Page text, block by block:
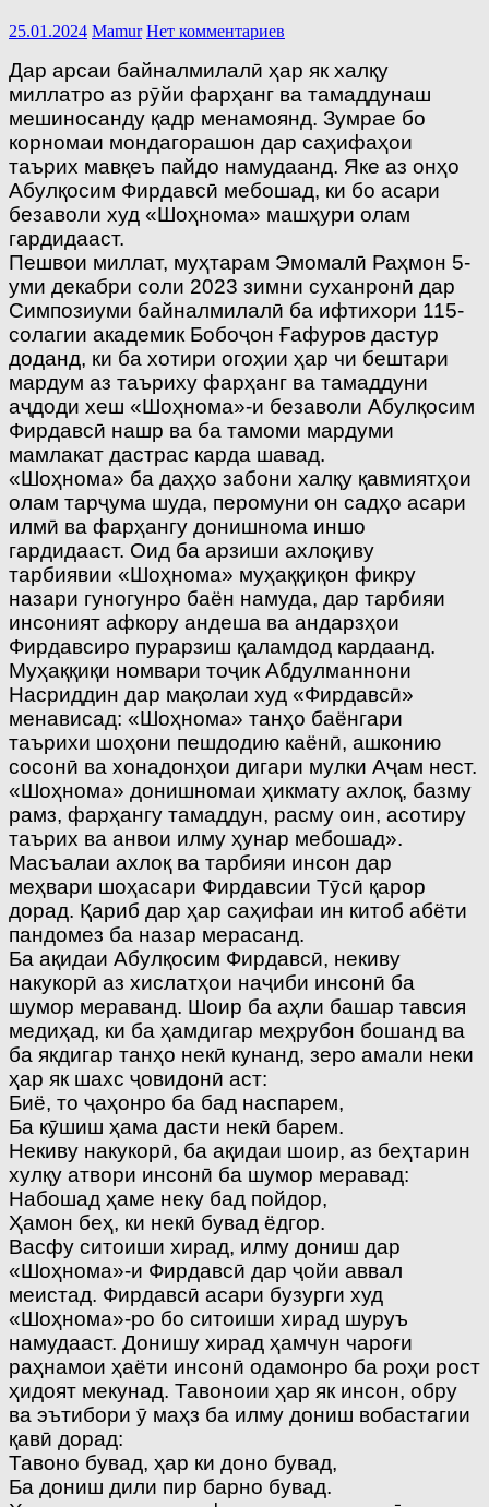
25.01.2024 Mamur Нет комментариев
Дар арсаи байналмилалӣ ҳар як халқу
миллатро аз рӯйи фарҳанг ва тамаддунаш
мешиносанду қадр менамоянд. Зумрае бо
корномаи мондагорашон дар саҳифаҳои
таърих мавқеъ пайдо намудаанд. Яке аз онҳо
Абулқосим Фирдавсӣ мебошад, ки бо асари
безаволи худ «Шоҳнома» машҳури олам
гардидааст.
Пешвои миллат, муҳтарам Эмомалӣ Раҳмон 5-
уми декабри соли 2023 зимни суханронӣ дар
Симпозиуми байналмилалӣ ба ифтихори 115-
солагии академик Бобоҷон Ғафуров дастур
доданд, ки ба хотири огоҳии ҳар чи бештари
мардум аз таъриху фарҳанг ва тамаддуни
аҷдоди хеш «Шоҳнома»-и безаволи Абулқосим
Фирдавсӣ нашр ва ба тамоми мардуми
мамлакат дастрас карда шавад.
«Шоҳнома» ба даҳҳо забони халқу қавмиятҳои
олам тарҷума шуда, перомуни он садҳо асари
илмӣ ва фарҳангу донишнома иншо
гардидааст. Оид ба арзиши ахлоқиву
тарбиявии «Шоҳнома» муҳаққиқон фикру
назари гуногунро баён намуда, дар тарбияи
инсоният афкору андеша ва андарзҳои
Фирдавсиро пурарзиш қаламдод кардаанд.
Муҳаққиқи номвари тоҷик Абдулманнони
Насриддин дар мақолаи худ «Фирдавсӣ»
менависад: «Шоҳнома» танҳо баёнгари
таърихи шоҳони пешдодию каёнӣ, ашконию
сосонӣ ва хонадонҳои дигари мулки Аҷам нест.
«Шоҳнома» донишномаи ҳикмату ахлоқ, базму
рамз, фарҳангу тамаддун, расму оин, асотиру
таърих ва анвои илму ҳунар мебошад».
Масъалаи ахлоқ ва тарбияи инсон дар
меҳвари шоҳасари Фирдавсии Тӯсӣ қарор
дорад. Қариб дар ҳар саҳифаи ин китоб абёти
пандомез ба назар мерасанд.
Ба ақидаи Абулқосим Фирдавсӣ, некиву
накукорӣ аз хислатҳои наҷиби инсонӣ ба
шумор мераванд. Шоир ба аҳли башар тавсия
медиҳад, ки ба ҳамдигар меҳрубон бошанд ва
ба якдигар танҳо некӣ кунанд, зеро амали неки
ҳар як шахс ҷовидонӣ аст:
Биё, то ҷаҳонро ба бад наспарем,
Ба кӯшиш ҳама дасти некӣ барем.
Некиву накукорӣ, ба ақидаи шоир, аз беҳтарин
хулқу атвори инсонӣ ба шумор меравад:
Набошад ҳаме неку бад пойдор,
Ҳамон беҳ, ки некӣ бувад ёдгор.
Васфу ситоиши хирад, илму дониш дар
«Шоҳнома»-и Фирдавсӣ дар ҷойи аввал
меистад. Фирдавсӣ асари бузурги худ
«Шоҳнома»-ро бо ситоиши хирад шуруъ
намудааст. Донишу хирад ҳамчун чароғи
раҳнамои ҳаёти инсонӣ одамонро ба роҳи рост
ҳидоят мекунад. Тавоноии ҳар як инсон, обру
ва эътибори ӯ маҳз ба илму дониш вобастагии
қавӣ дорад:
Тавоно бувад, ҳар ки доно бувад,
Ба дониш дили пир барно бувад.